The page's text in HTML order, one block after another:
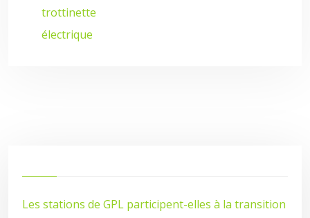
trottinette
électrique
Les stations de GPL participent-elles à la transition